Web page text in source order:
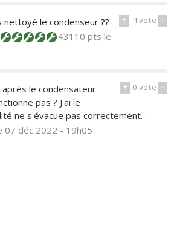
+ -1vote -
le condenseur ??
43110 ptsle
+ 0vote -
le condensateur
pas ? J'ai le
ne s'évacue pas correctement. —
07 déc 2022 - 19h05